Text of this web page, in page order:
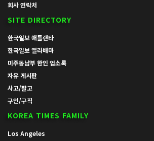
회사 연락처
SITE DIRECTORY
한국일보 애틀랜타
한국일보 앨라배마
미주동남부 한인 업소록
자유 게시판
사고/팔고
구인/구직
KOREA TIMES FAMILY
Los Angeles